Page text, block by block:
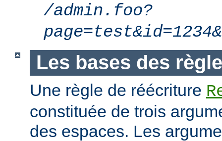
/admin.foo?
Les bases des
Une règle de réécriture
constituée de trois
des espaces. Les